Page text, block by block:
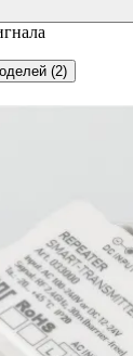
(2)